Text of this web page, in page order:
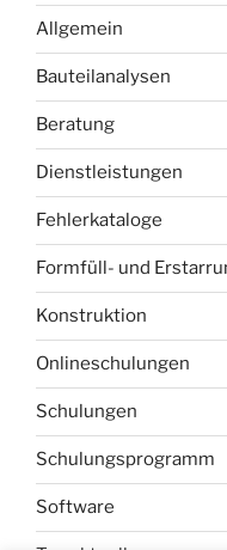
Allgemein
Bauteilanalysen
Beratung
Dienstleistungen
Fehlerkataloge
Formfüll- und
Konstruktion
Onlineschulungen
Schulungen
Schulungsprogramm
Software